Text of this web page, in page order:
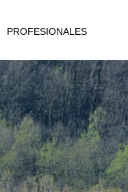
PROFESIONALES